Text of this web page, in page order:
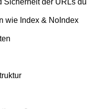
Sicherheit der URLs
wie Index & NoIndex